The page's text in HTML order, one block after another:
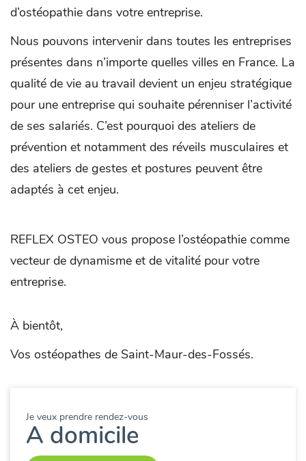
d’ostéopathie dans votre entreprise.
Nous pouvons intervenir dans toutes les entreprises
présentes dans n’importe quelles villes en France. La
qualité de vie au travail devient un enjeu stratégique
pour une entreprise qui souhaite pérenniser l’activité
de ses salariés. C’est pourquoi des ateliers de
prévention et notamment des réveils musculaires et
des ateliers de gestes et postures peuvent être
adaptés à cet enjeu.
REFLEX OSTEO vous propose l’ostéopathie comme
vecteur de dynamisme et de vitalité pour votre
entreprise.
À bientôt,
Vos ostéopathes de Saint-Maur-des-Fossés.
Je veux prendre rendez-vous
A domicile